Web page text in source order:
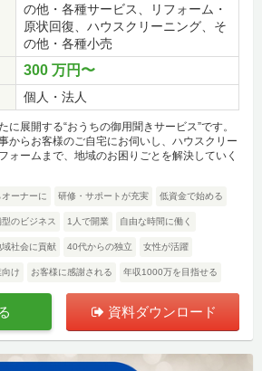
の他・各種サービス、リフォーム・
原状回復、ハウスクリーニング、そ
の他・各種小売
300 万円〜
個人・法人
に展開する“おうちの御用聞きサービス”です。
からお客様のご自宅にお伺いし、ハウスクリー
ォームまで、地域のお困りごとを解決していく
ーナーに 研修・サポートが充実 低資金で始める
のビジネス 1人で開業 自由な時間に働く
域社会に貢献 40代からの独立 女性が活躍
け お客様に感謝される 年収1000万を目指せる
資料ダウンロード